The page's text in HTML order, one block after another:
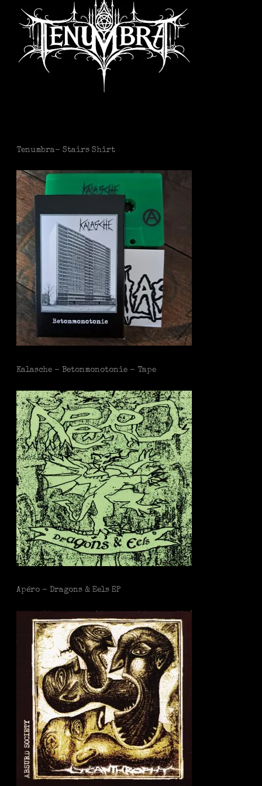
Tenumbra- Stairs Shirt
Kalasche - Betonmonotonie - Tape
Apéro - Dragons & Eels EP